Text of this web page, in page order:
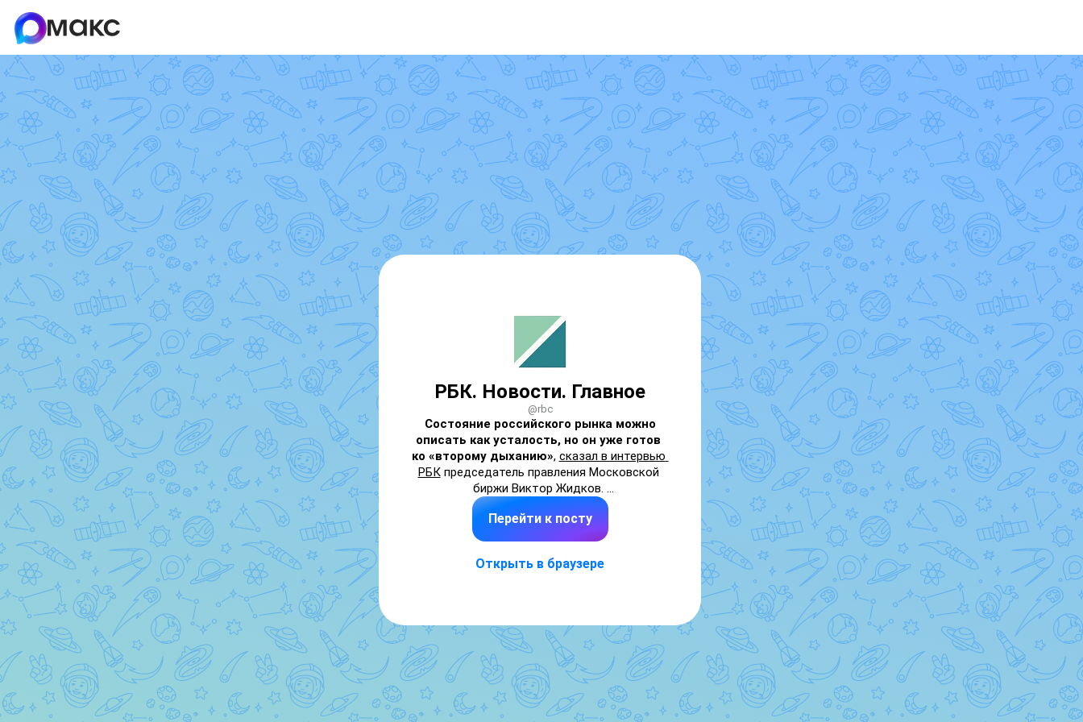
РБК. Новости. Главное
@rbc
Состояние российского рынка можно
описать как усталость, но он уже готов
ко «второму дыханию», сказал в интервью
РБК председатель правления Московской
биржи Виктор Жидков.
«Мне кажется, это хорошая фраза,
описывающая состояние. Потому что,
перспективный. Но сказывается борьба за
вопрос РБК о том, можно ли считать
российский рынок не недооцененным, а
уставшим от событий. Ранее такой тезис
был заявлен в обзоре аналитиков
управляющей компании «Солид
Менеджмент».
Перейти к посту
Открыть в браузере